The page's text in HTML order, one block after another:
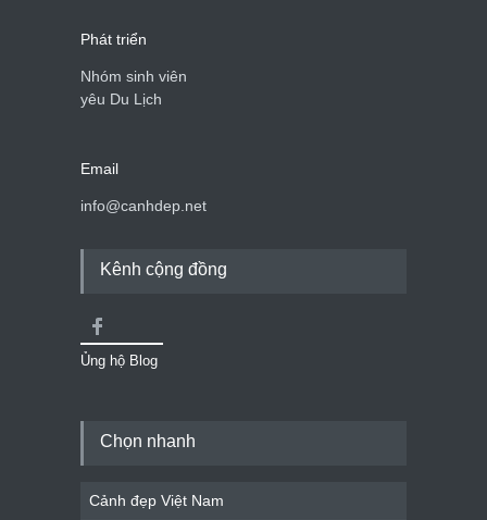
Phát triển
Nhóm sinh viên
yêu Du Lịch
Email
info@canhdep.net
Kênh cộng đồng
Ủng hộ Blog
Chọn nhanh
Cảnh đẹp Việt Nam